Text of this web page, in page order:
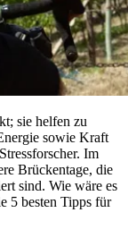
sie helfen zu
sowie Kraft
Im
Brückentage, die
sind. Wie wäre es
5 besten Tipps für